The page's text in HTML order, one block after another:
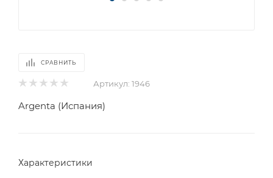
СРАВНИТЬ
Артикул: 1946
Argenta (Испания)
Характеристики